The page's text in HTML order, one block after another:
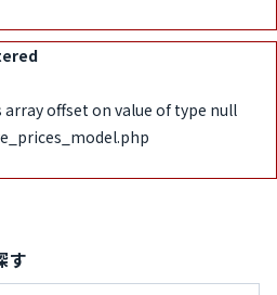
array offset on value of type null
す